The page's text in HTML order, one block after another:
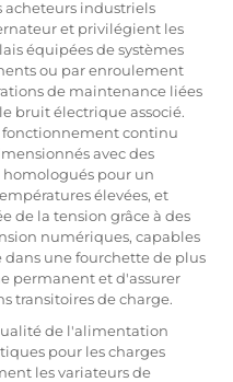
acheteurs industriels
et privilégient les
équipées de systèmes
ou par enroulement
de maintenance liées
bruit électrique associé.
fonctionnement continu
avec des
homologués pour un
élevées, et
de la tension grâce à des
numériques, capables
une fourchette de plus
permanent et d'assurer
transitoires de charge.
de l'alimentation
pour les charges
les variateurs de